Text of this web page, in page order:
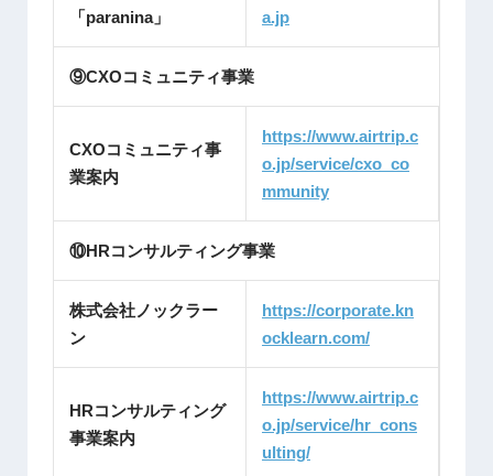
「paranina」
a.jp
⑨CXOコミュニティ事業
CXOコミュニティ事
業案内
https://www.airtrip.c
o.jp/service/cxo_co
mmunity
⑩HRコンサルティング事業
株式会社ノックラー
ン
https://corporate.kn
ocklearn.com/
HRコンサルティング
事業案内
https://www.airtrip.c
o.jp/service/hr_cons
ulting/